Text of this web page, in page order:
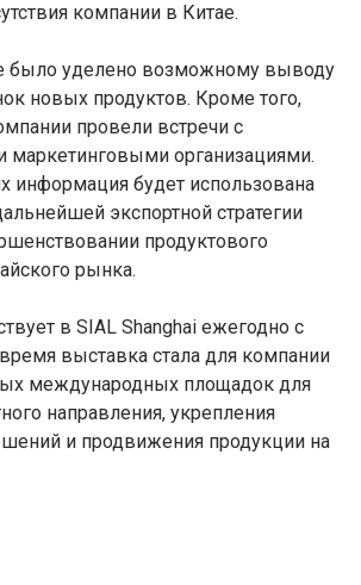
компании в Китае.
было уделено возможному выводу
новых продуктов. Кроме того,
провели встречи с
маркетинговыми организациями.
информация будет использована
экспортной стратегии
продуктового
рынка.
в SIAL Shanghai ежегодно с
выставка стала для компании
международных площадок для
направления, укрепления
и продвижения продукции на